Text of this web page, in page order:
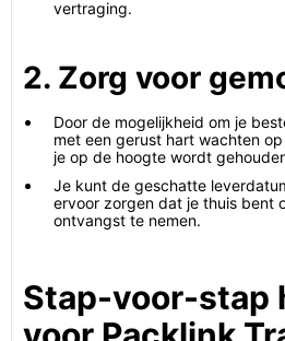
vertraging.
2. Zorg voor
Door de mogelijkheid om je
met een gerust hart wachten
je op de hoogte wordt
Je kunt de geschatte
ervoor zorgen dat je thuis bent
ontvangst te nemen.
Stap-voor-stap